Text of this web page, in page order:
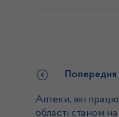
Попередня
Аптеки, які
області станом